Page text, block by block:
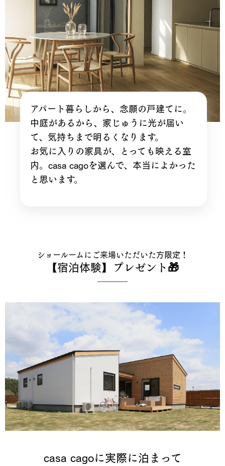
アパート暮らしから、念願の戸建てに。
中庭があるから、家じゅうに光が届い
て、気持ちまで明るくなります。
お気に入りの家具が、とっても映える室
内。casa cagoを選んで、本当によかった
と思います。
ショールームにご来場いただいた方限定！
【宿泊体験】プレゼント🎁
casa cagoに実際に泊まって